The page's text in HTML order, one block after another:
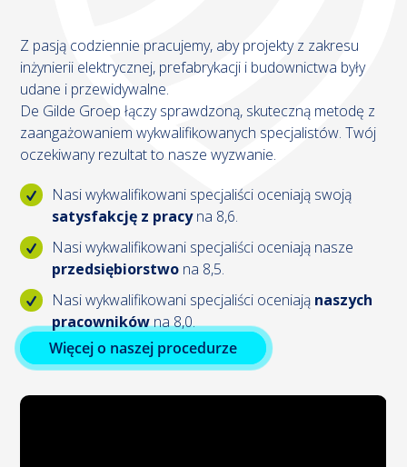
Z pasją codziennie pracujemy, aby projekty z zakresu
inżynierii elektrycznej, prefabrykacji i budownictwa były
udane i przewidywalne.
De Gilde Groep łączy sprawdzoną, skuteczną metodę z
zaangażowaniem wykwalifikowanych specjalistów. Twój
oczekiwany rezultat to nasze wyzwanie.
Nasi wykwalifikowani specjaliści oceniają swoją
satysfakcję z pracyna 8,6.
Nasi wykwalifikowani specjaliści oceniają nasze
przedsiębiorstwo na 8,5.
Nasi wykwalifikowani specjaliści oceniają naszych
pracownikówna 8,0.
Więcej o naszej procedurze